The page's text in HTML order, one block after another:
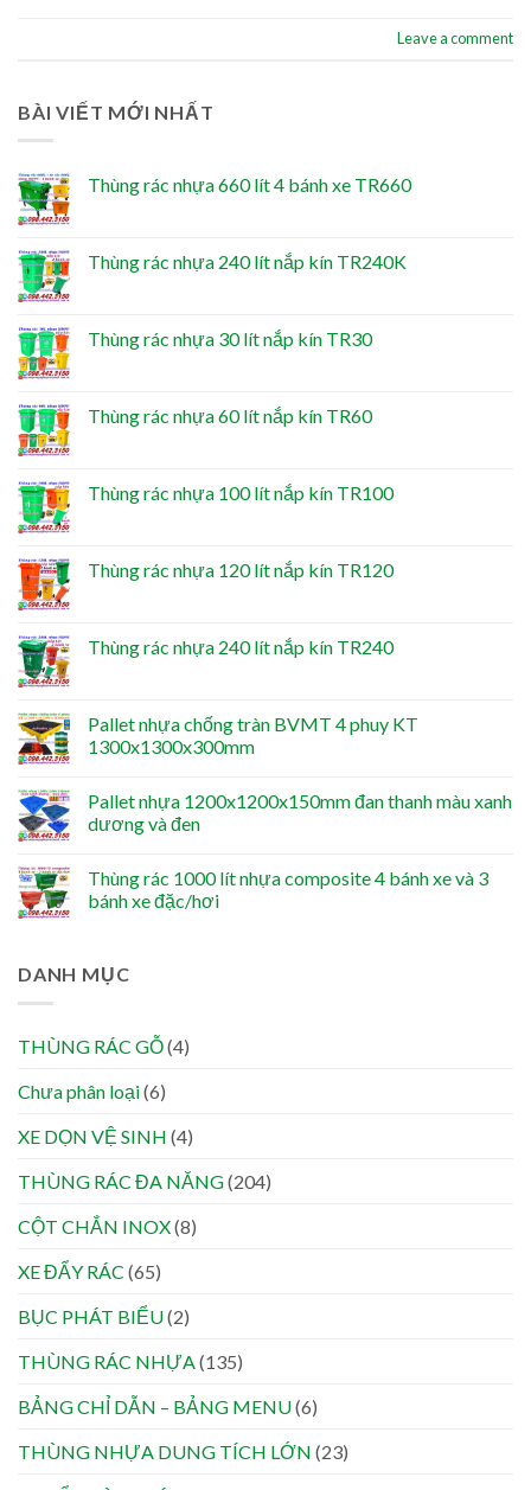
Leave a comment
BÀI VIẾT MỚI NHẤT
Thùng rác nhựa 660 lít 4 bánh xe TR660
Thùng rác nhựa 240 lít nắp kín TR240K
Thùng rác nhựa 30 lít nắp kín TR30
Thùng rác nhựa 60 lít nắp kín TR60
Thùng rác nhựa 100 lít nắp kín TR100
Thùng rác nhựa 120 lít nắp kín TR120
Thùng rác nhựa 240 lít nắp kín TR240
Pallet nhựa chống tràn BVMT 4 phuy KT
1300x1300x300mm
Pallet nhựa 1200x1200x150mm đan thanh màu xanh
dương và đen
Thùng rác 1000 lít nhựa composite 4 bánh xe và 3
bánh xe đặc/hơi
DANH MỤC
THÙNG RÁC GỖ(4)
Chưa phân loại(6)
XE DỌN VỆ SINH (4)
THÙNG RÁC ĐA NĂNG(204)
CỘT CHẮN INOX(8)
XE ĐẨY RÁC (65)
BỤC PHÁT BIỂU(2)
THÙNG RÁC NHỰA(135)
BẢNG CHỈ DẪN – BẢNG MENU(6)
THÙNG NHỰA DUNG TÍCH LỚN (23)